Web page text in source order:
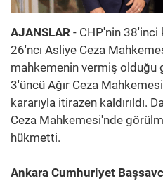
AJANSLAR - CHP'nin 38'inci
26'ncı Asliye Ceza
mahkemenin vermiş olduğu
3'üncü Ağır Ceza
kararıyla itirazen kaldırıldı.
Ceza Mahkemesi'nde
hükmetti.
Ankara Cumhuriyet